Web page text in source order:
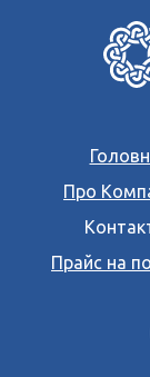
Про
Прайс на